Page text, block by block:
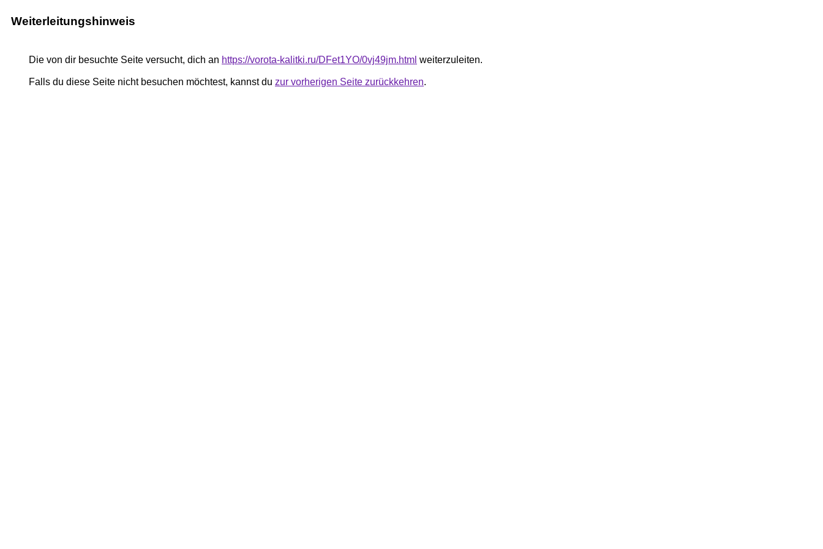
Weiterleitungshinweis
Die von dir besuchte Seite versucht, dich an https://vorota-kalitki.ru/DFet1YO/0vj49jm.html weiterzuleiten.
Falls du diese Seite nicht besuchen möchtest, kannst du zur vorherigen Seite zurückkehren.